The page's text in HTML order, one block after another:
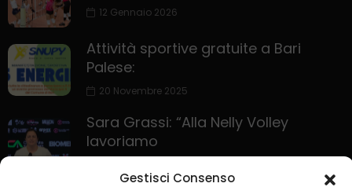
Gestisci Consenso
12 Gennaio 2026
Attività sportive gratuite a Bari
Palese:
20 Novembre 2025
Sara Grassi: “Alla Nelly Volley
lavoriamo